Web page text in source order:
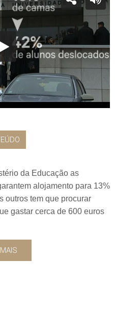
da Educação as
alojamento para 13%
outros tem que procurar
gastar cerca de 600 euros